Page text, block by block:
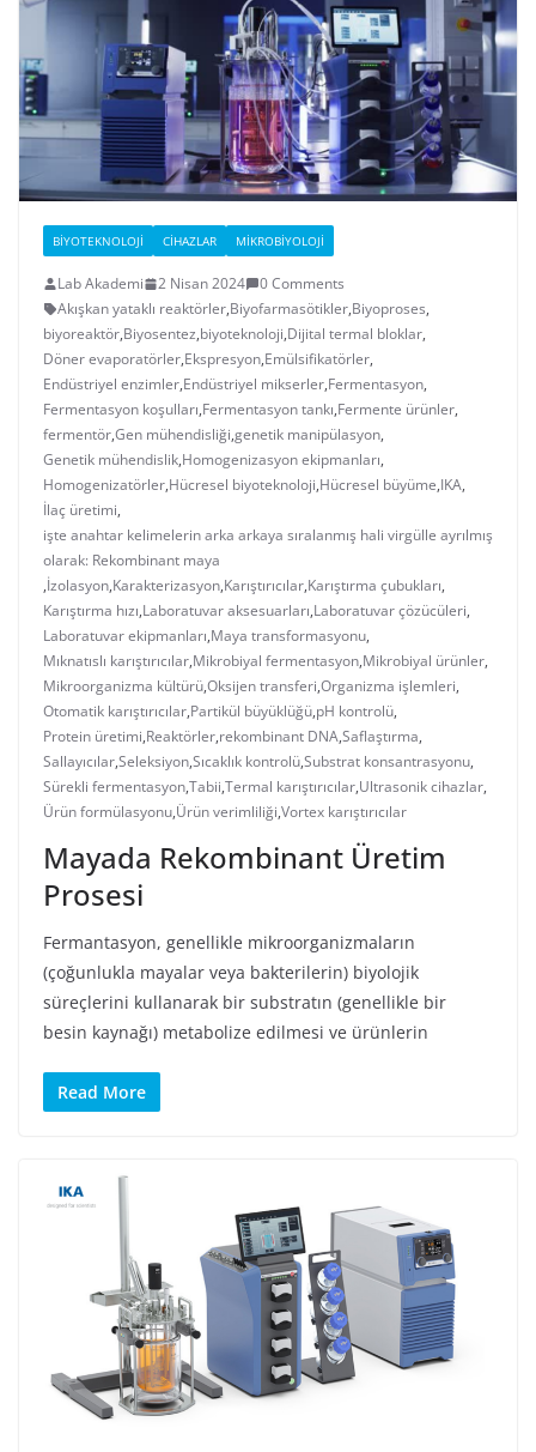
BIYOTEKNOLOJI CIHAZLAR MIKROBIYOLOJI
Lab Akademi 2 Nisan 2024
0 Comments
Akışkan yataklı reaktörler,Biyofarmasötikler,Biyoproses,
biyoreaktör,Biyosentez,biyoteknoloji,Dijital termal bloklar,
Döner evaporatörler,Ekspresyon,Emülsifikatörler,
Endüstriyel enzimler,Endüstriyel mikserler,Fermentasyon,
Fermentasyon koşulları,Fermentasyon tankı,Fermente ürünler,
fermentör,Gen mühendisliği,genetik manipülasyon,
Genetik mühendislik,Homogenizasyon ekipmanları,
Homogenizatörler,Hücresel biyoteknoloji,Hücresel büyüme,IKA,
İlaç üretimi,
işte anahtar kelimelerin arka arkaya sıralanmış hali virgülle ayrılmış
olarak: Rekombinant maya
,İzolasyon,Karakterizasyon,Karıştırıcılar,Karıştırma çubukları,
Karıştırma hızı,Laboratuvar aksesuarları,Laboratuvar çözücüleri,
Laboratuvar ekipmanları,Maya transformasyonu,
Mıknatıslı karıştırıcılar,Mikrobiyal fermentasyon,Mikrobiyal ürünler,
Mikroorganizma kültürü,Oksijen transferi,Organizma işlemleri,
Otomatik karıştırıcılar,Partikül büyüklüğü,pH kontrolü,
Protein üretimi,Reaktörler,rekombinant DNA,Saflaştırma,
Sallayıcılar,Seleksiyon,Sıcaklık kontrolü,Substrat konsantrasyonu,
Sürekli fermentasyon,Tabii,Termal karıştırıcılar,Ultrasonik cihazlar,
Ürün formülasyonu,Ürün verimliliği,Vortex karıştırıcılar
Mayada Rekombinant Üretim
Prosesi
Fermantasyon, genellikle mikroorganizmaların
(çoğunlukla mayalar veya bakterilerin) biyolojik
süreçlerini kullanarak bir substratın (genellikle bir
besin kaynağı) metabolize edilmesi ve ürünlerin
Read More